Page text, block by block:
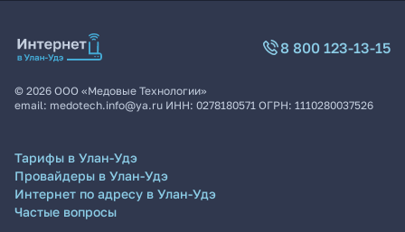
8 800 123-13-15
© 2026 ООО «Медовые Технологии»
email: medotech.info@ya.ru ИНН: 0278180571 ОГРН: 1110280037526
Тарифы в Улан-Удэ
Провайдеры в Улан-Удэ
Интернет по адресу в Улан-Удэ
Частые вопросы